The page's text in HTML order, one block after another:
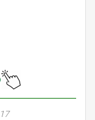
Bucuresti • Bucuresti Avocat • Avocat